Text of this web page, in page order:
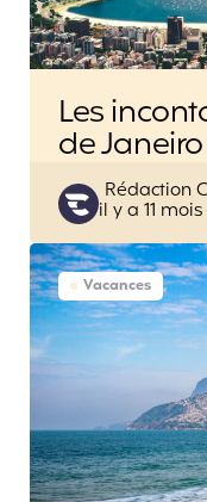
Les
de Janeiro
Posted
by
Rédaction
il y a 11 mois
Vacances